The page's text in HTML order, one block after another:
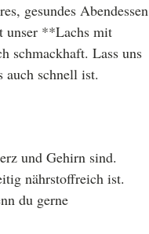
gesundes Abendessen
unser **Lachs mit
schmackhaft. Lass uns
auch schnell ist.
und Gehirn sind.
nährstoffreich ist.
du gerne